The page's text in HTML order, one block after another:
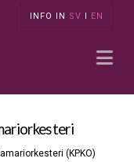
INFO IN SV I EN
(KPKO)